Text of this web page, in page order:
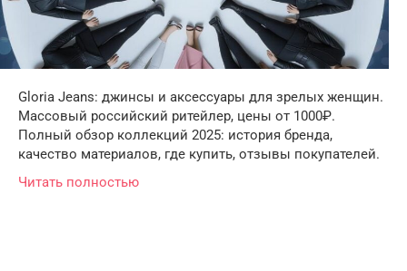
Gloria Jeans: джинсы и аксессуары для зрелых женщин.
Массовый российский ритейлер, цены от 1000₽.
Полный обзор коллекций 2025: история бренда,
качество материалов, где купить, отзывы покупателей.
Читать полностью